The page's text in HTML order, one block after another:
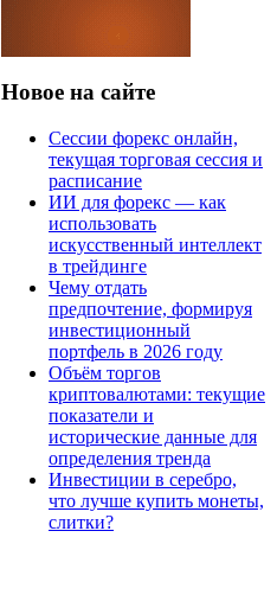
Новое на сайте
Сессии форекс онлайн,
текущая торговая сессия и
расписание
ИИ для форекс — как
использовать
искусственный интеллект
в трейдинге
Чему отдать
предпочтение, формируя
инвестиционный
портфель в 2026 году
Объём торгов
криптовалютами: текущие
показатели и
исторические данные для
определения тренда
Инвестиции в серебро,
что лучше купить монеты,
слитки?